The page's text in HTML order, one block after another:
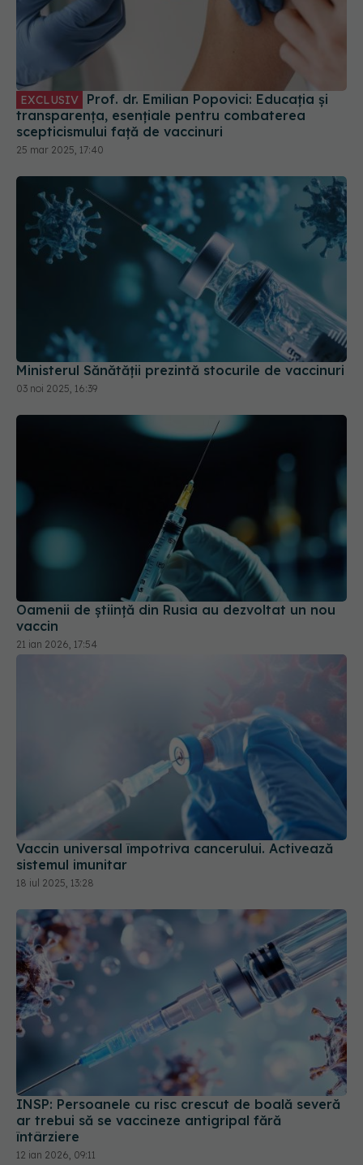
EXCLUSIV
transparența, esențiale pentru combaterea
scepticismului față de vaccinuri
25 mar 2025, 17:40
Ministerul Sănătății prezintă stocurile de vaccinuri
03 noi 2025, 16:39
Oamenii de ştiinţă din Rusia au dezvoltat un nou
vaccin
21 ian 2026, 17:54
Vaccin universal împotriva cancerului. Activează
sistemul imunitar
18 iul 2025, 13:28
INSP: Persoanele cu risc crescut de boală severă
ar trebui să se vaccineze antigripal fără
întârziere
12 ian 2026, 09:11